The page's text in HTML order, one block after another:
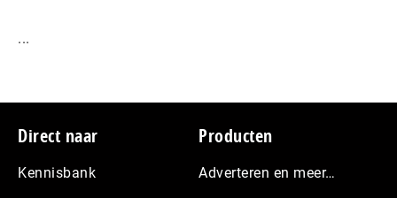
...
Footer
Direct naar
Kennisbank
Producten
Adverteren en meer…